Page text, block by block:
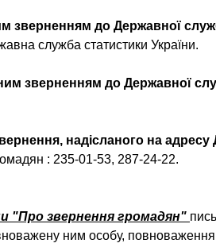
зверненням до Державної
служба статистики України.
зверненням до Державної
надісланого на
: 235-01-53, 287-24-22.
"Про звернення громадян"
ним особу,